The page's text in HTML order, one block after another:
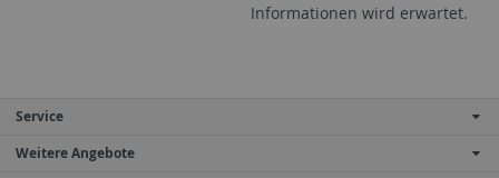
Informationen wird erwartet.
Service
Weitere Angebote